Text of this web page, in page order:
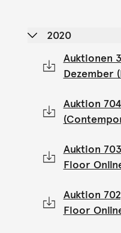
2020
Auktionen
Dezember
Auktion
Auktion
Floor
Auktion
Floor